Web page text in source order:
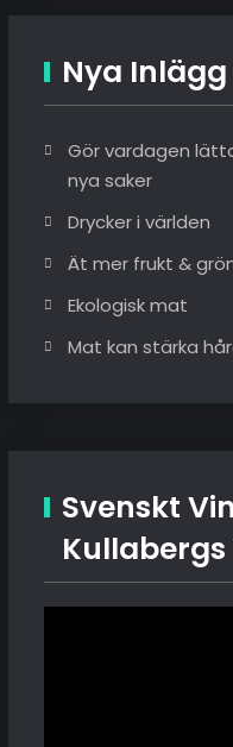
Nya Inlägg
Gör vardagen
nya saker
Drycker i världen
Ät mer frukt &
Ekologisk mat
Mat kan stärka
Svenskt